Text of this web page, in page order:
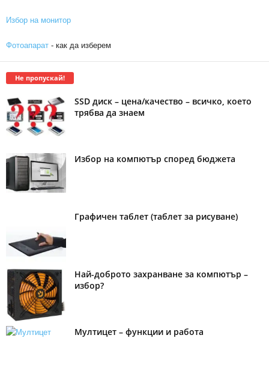
Избор на монитор
Фотоапарат - как да изберем
Не пропускай!
SSD диск – цена/качество – всичко, което
трябва да знаем
Избор на компютър според бюджета
Графичен таблет (таблет за рисуване)
Най-доброто захранване за компютър –
избор?
Мултицет – функции и работа